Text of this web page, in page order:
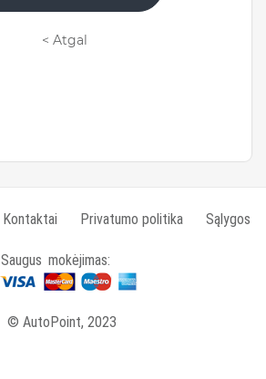
< Atgal
© AutoPoint, 2023
Kontaktai Privatumo politika Sąlygos
Saugus mokėjimas: